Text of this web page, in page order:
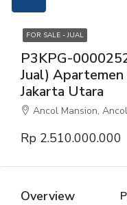
FOR SALE - JUAL
P3KPG-
Jual)
Jakarta Utara
Ancol Mansion,
Rp 2.510.000.000
Overview